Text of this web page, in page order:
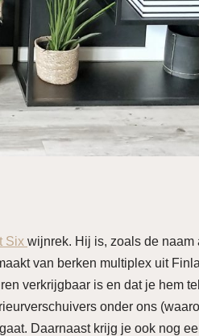
Six wijnrek. Hij is, zoals de naam
van berken multiplex uit
verkrijgbaar is en dat je hem
onder ons
Daarnaast krijg je ook nog